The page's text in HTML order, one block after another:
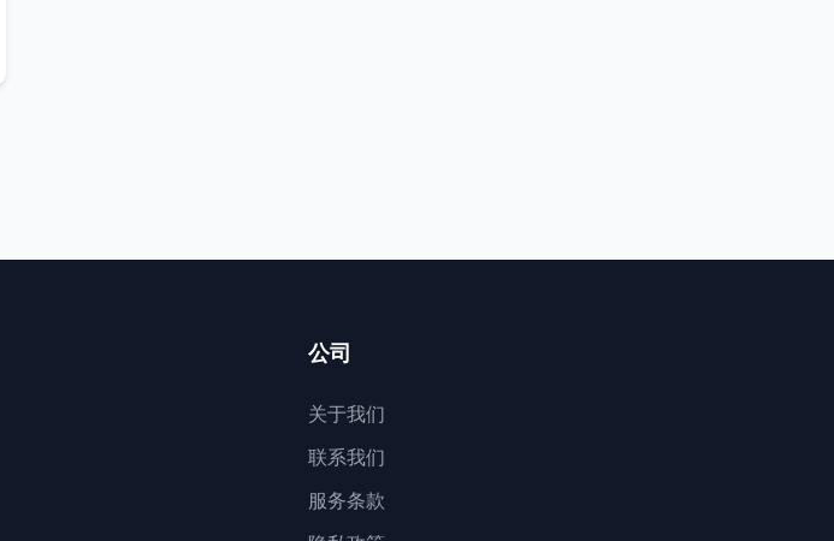
公司
关于我们
联系我们
服务条款